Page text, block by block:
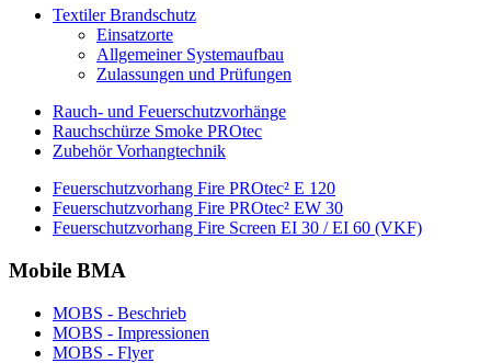
Textiler Brandschutz
Einsatzorte
Allgemeiner Systemaufbau
Zulassungen und Prüfungen
Rauch- und Feuerschutzvorhänge
Rauchschürze Smoke PROtec
Zubehör Vorhangtechnik
Feuerschutzvorhang Fire PROtec² E 120
Feuerschutzvorhang Fire PROtec² EW 30
Feuerschutzvorhang Fire Screen EI 30 / EI 60 (VKF)
Mobile BMA
MOBS - Beschrieb
MOBS - Impressionen
MOBS - Flyer